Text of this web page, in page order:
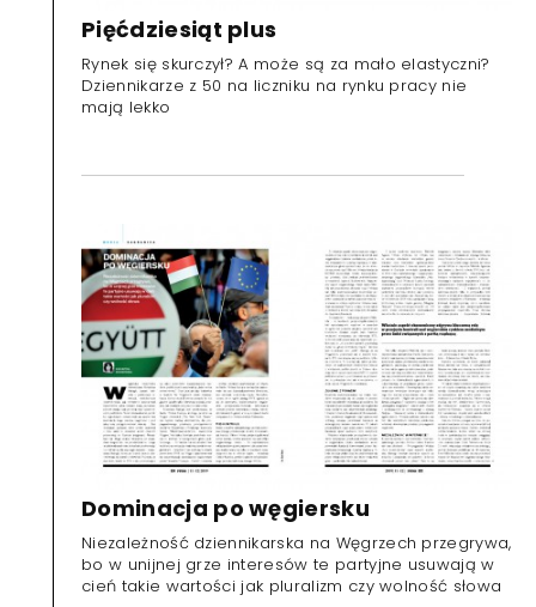
Pięćdziesiąt plus
Rynek się skurczył? A może są za mało elastyczni?
Dziennikarze z 50 na liczniku na rynku pracy nie
mają lekko
Dominacja po węgiersku
Niezależność dziennikarska na Węgrzech przegrywa,
bo w unijnej grze interesów te partyjne usuwają w
cień takie wartości jak pluralizm czy wolność słowa